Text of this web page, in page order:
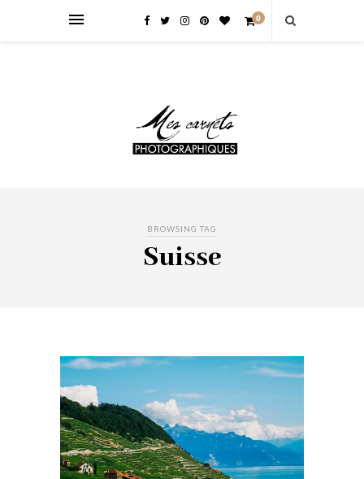
0
BROWSING TAG
Suisse